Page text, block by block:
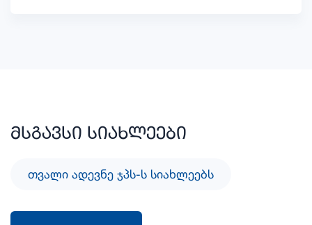
მსგავსი სიახლეები
ᲗᲕᲐᲚᲘ ᲐᲓᲔᲕᲜᲔ ᲯᲞᲡ-Ს ᲡᲘᲐᲮᲚᲔᲔᲑᲡ